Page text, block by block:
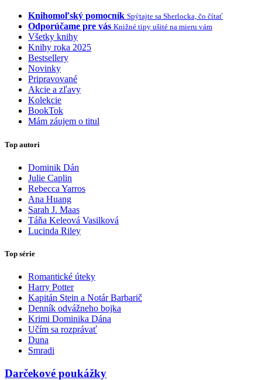
Knihomoľský pomocník Spýtajte sa Sherlocka, čo čítať
Odporúčame pre vás Knižné tipy ušité na mieru vám
Všetky knihy
Knihy roka 2025
Bestsellery
Novinky
Pripravované
Akcie a zľavy
Kolekcie
BookTok
Mám záujem o titul
Top autori
Dominik Dán
Julie Caplin
Rebecca Yarros
Ana Huang
Sarah J. Maas
Táňa Keleová Vasilková
Lucinda Riley
Top série
Romantické úteky
Harry Potter
Kapitán Stein a Notár Barbarič
Denník odvážneho bojka
Krimi Dominika Dána
Učím sa rozprávať
Duna
Smradi
Darčekové poukážky